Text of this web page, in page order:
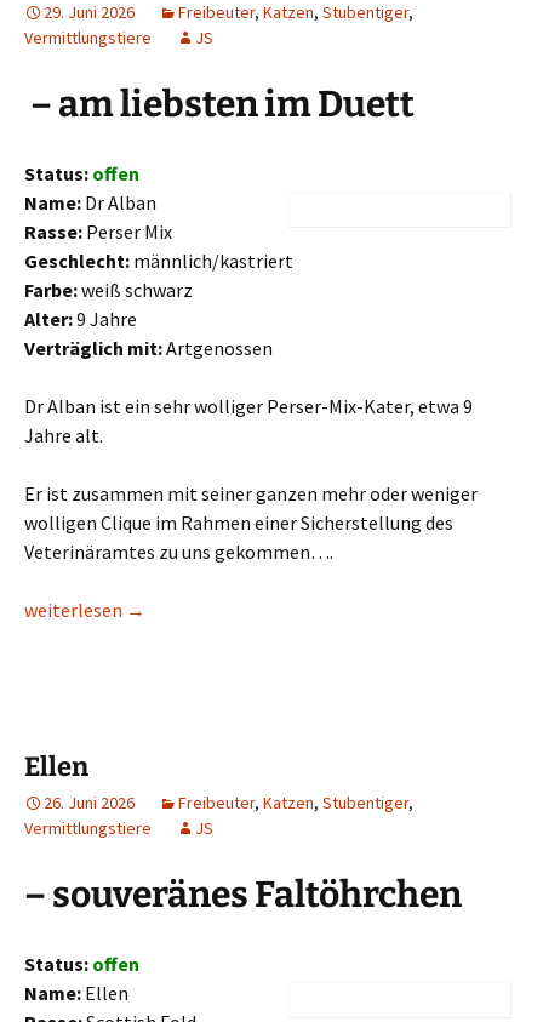
29. Juni 2026 Freibeuter, Katzen, Stubentiger,
Vermittlungstiere
JS
– am liebsten im Duett
Status: offen
Name: Dr Alban
Rasse: Perser Mix
Geschlecht: männlich/kastriert
Farbe:weiß schwarz
Alter:9 Jahre
Verträglich mit:Artgenossen
Dr Alban ist ein sehr wolliger Perser-Mix-Kater, etwa 9
Jahre alt.
Er ist zusammen mit seiner ganzen mehr oder weniger
wolligen Clique im Rahmen einer Sicherstellung des
Veterinäramtes zu uns gekommen….
Dr Alban
weiterlesen →
Ellen
26. Juni 2026 Freibeuter, Katzen, Stubentiger,
Vermittlungstiere
JS
– souveränes Faltöhrchen
Status: offen
Name: Ellen